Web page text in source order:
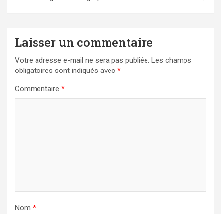
Laisser un commentaire
Votre adresse e-mail ne sera pas publiée. Les champs
obligatoires sont indiqués avec *
Commentaire *
Nom *